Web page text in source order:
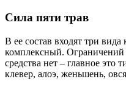
Сила пяти трав
В ее состав входят три
комплексный. Ограничений
средства нет – главное
клевер, алоэ, женьшень,